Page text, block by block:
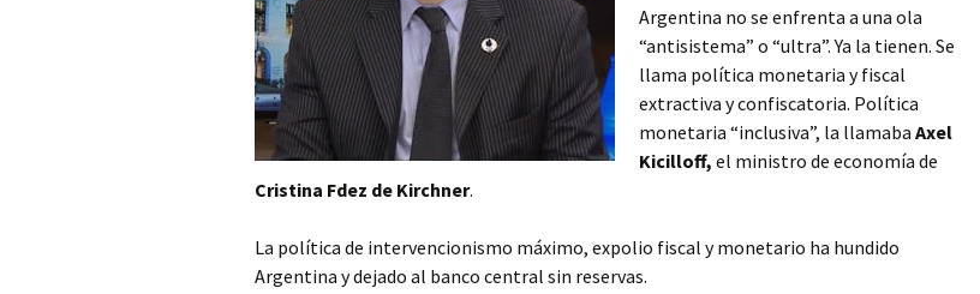
Argentina no se enfrenta a una ola
“antisistema” o “ultra”. Ya la tienen. Se
llama política monetaria y fiscal
extractiva y confiscatoria. Política
monetaria “inclusiva”, la llamaba Axel
Kicilloff, el ministro de economía de
Cristina Fdez de Kirchner.
La política de intervencionismo máximo, expolio fiscal y monetario ha hundido
Argentina y dejado al banco central sin reservas.